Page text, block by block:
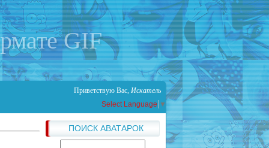
GIF
Приветствую Вас, Искатель
Select Language ▼
ПОИСК АВАТАРОК